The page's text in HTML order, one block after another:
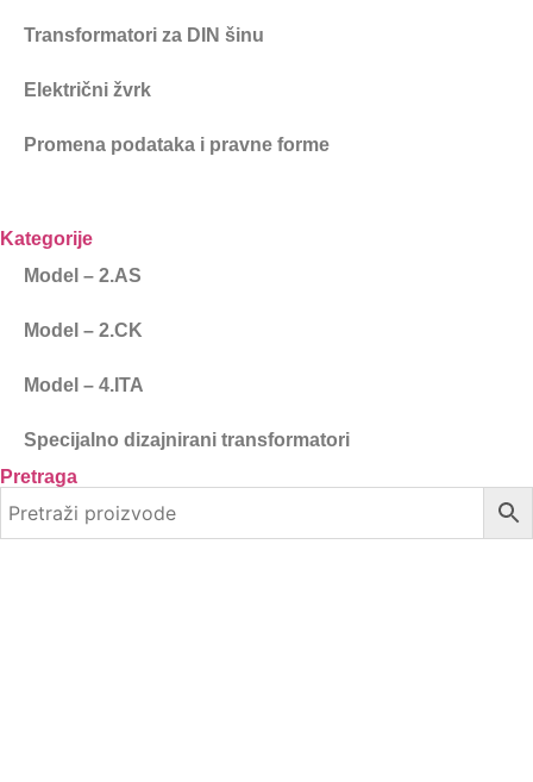
Transformatori za DIN šinu
Električni žvrk
Promena podataka i pravne forme
Kategorije
Model – 2.AS
Model – 2.CK
Model – 4.ITA
Specijalno dizajnirani transformatori
Pretraga